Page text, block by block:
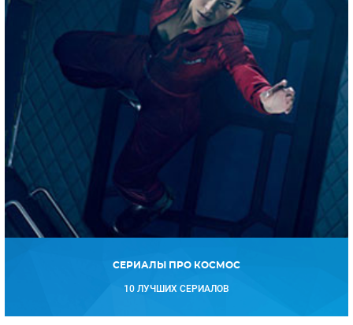
СЕРИАЛЫ ПРО КОСМОС
10 ЛУЧШИХ СЕРИАЛОВ